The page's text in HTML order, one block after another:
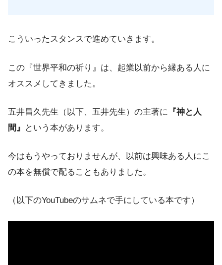
こういったスタンスで進めていきます。
この『世界平和の祈り』は、起業以前から縁ある人に
オススメしてきました。
五井昌久先生（以下、五井先生）の主著に
『神と人
間』
という本があります。
今はもうやっておりませんが、以前は興味ある人にこ
の本を無償で配ることもありました。
（以下のYouTubeのサムネで手にしている本です）